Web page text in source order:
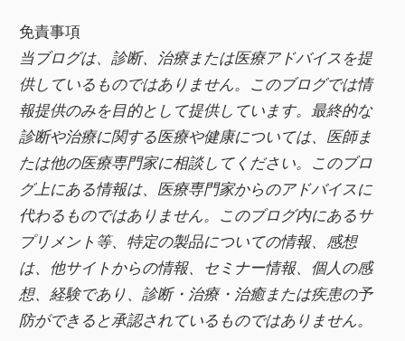
e
b
o
o
k
er
免責事項
当ブログは、診断、治療または医療アドバイスを提
供しているものではありません。このブログでは情
報提供のみを目的として提供しています。最終的な
診断や治療に関する医療や健康については、医師ま
たは他の医療専門家に相談してください。このブロ
グ上にある情報は、医療専門家からのアドバイスに
代わるものではありません。このブログ内にあるサ
プリメント等、特定の製品についての情報、感想
は、他サイトからの情報、セミナー情報、 個人の感
想、経験であり、診断・治療・治癒または疾患の予
防ができると承認されているものではありません。